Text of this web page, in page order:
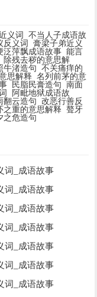
义词
不当人子成语故
反义词
膏梁子弟近义
泛萍飘成语故事 能言
除残去秽的意思解
牛渚造句
不关痛痒的
思解释
名列前茅的意
民脂民膏造句
南面
阿毗地狱成语故
翻云造句
改恶行善反
之重的意思解释
聱牙
之危造句
词_成语故事
词_成语故事
词_成语故事
词_成语故事
词_成语故事
词_成语故事
词_成语故事